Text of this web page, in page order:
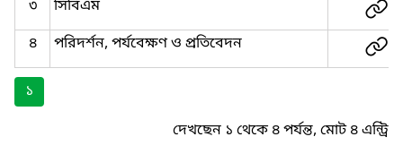
৩
সিবিএম
৪
পরিদর্শন, পর্যবেক্ষণ ও প্রতিবেদন
১
দেখছেন ১ থেকে ৪ পর্যন্ত, মোট ৪ এন্ট্রি